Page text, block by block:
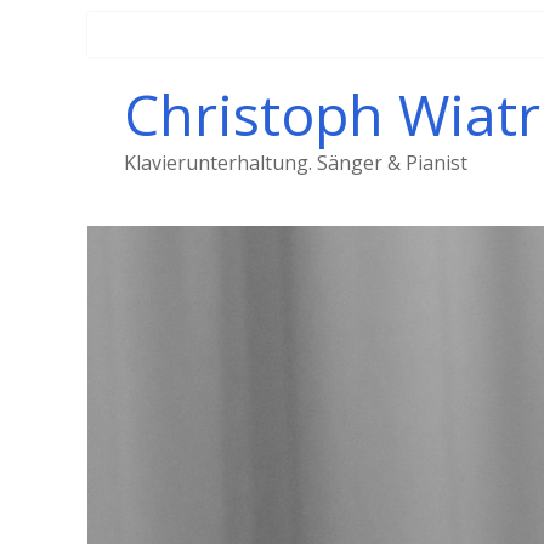
Christoph
Klavierunterhaltung. Sänger & Pianist